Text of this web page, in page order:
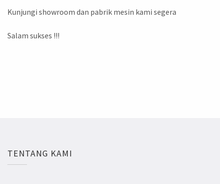
Kunjungi showroom dan pabrik mesin kami segera
Salam sukses !!!
TENTANG KAMI